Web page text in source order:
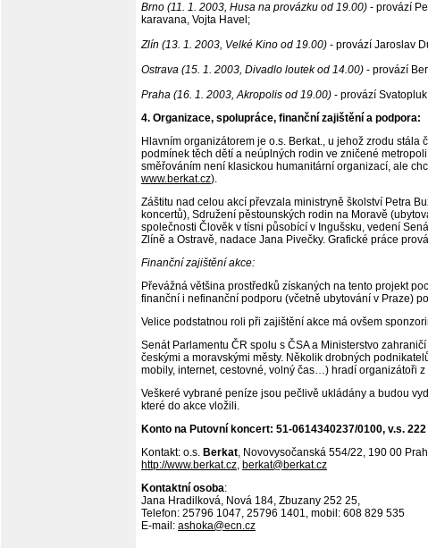
Brno (11. 1. 2003, Husa na provázku od 19.00) - provází
karavana, Vojta Havel;
Zlín (13. 1. 2003, Velké Kino od 19.00) - provází Jaroslav
Ostrava (15. 1. 2003, Divadlo loutek od 14.00) - provází
Praha (16. 1. 2003, Akropolis od 19.00) - provází
4. Organizace, spolupráce, finanční zajištění a podpora:
Hlavním organizátorem je o.s. Berkat., u jehož zrodu
podmínek těch dětí a neúplných rodin ve zničené
směřováním není klasickou humanitární organizací, ale
www.berkat.cz).
Záštitu nad celou akcí převzala ministryně školství Petra
koncertů), Sdružení pěstounských rodin na Moravě
společnosti Člověk v tísni působící v Ingušsku, vedení
Zlíně a Ostravě, nadace Jana Pivečky. Grafické práce
Finanční zajištění akce:
Převážná většina prostředků získaných na tento projekt
finanční i nefinanční podporu (včetně ubytování v Praze)
Velice podstatnou roli při zajištění akce má ovšem
Senát Parlamentu ČR spolu s ČSA a Ministerstvo
českými a moravskými městy. Několik drobných
mobily, internet, cestovné, volný čas…) hradí organizátoři
Veškeré vybrané peníze jsou pečlivě ukládány a budou
které do akce vložili.
Konto na Putovní koncert: 51-0614340237/0100, v.s. 222
Kontakt: o.s. Berkat, Novovysočanská 554/22, 190 00
http://www.berkat.cz, berkat@berkat.cz
Kontaktní osoba:
Jana Hradilková, Nová 184, Zbuzany 252 25,
Telefon: 25796 1047, 25796 1401, mobil: 608 829 535
E-mail: ashoka@ecn.cz